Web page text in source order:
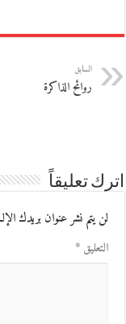
السابق
روائح الذاكرة
اترك تعليقاً
لن يتم نشر عنوان بريدك
التعليق*